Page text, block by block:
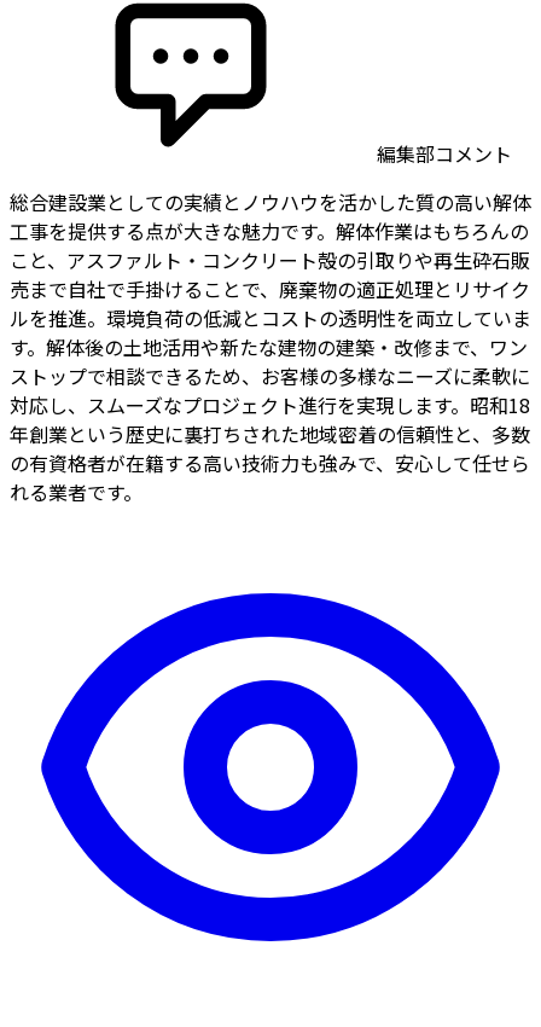
編集部コメント
総合建設業としての実績とノウハウを活かした質の高い解体
工事を提供する点が大きな魅力です。解体作業はもちろんの
こと、アスファルト・コンクリート殻の引取りや再生砕石販
売まで自社で手掛けることで、廃棄物の適正処理とリサイク
ルを推進。環境負荷の低減とコストの透明性を両立していま
す。解体後の土地活用や新たな建物の建築・改修まで、ワン
ストップで相談できるため、お客様の多様なニーズに柔軟に
対応し、スムーズなプロジェクト進行を実現します。昭和18
年創業という歴史に裏打ちされた地域密着の信頼性と、多数
の有資格者が在籍する高い技術力も強みで、安心して任せら
れる業者です。